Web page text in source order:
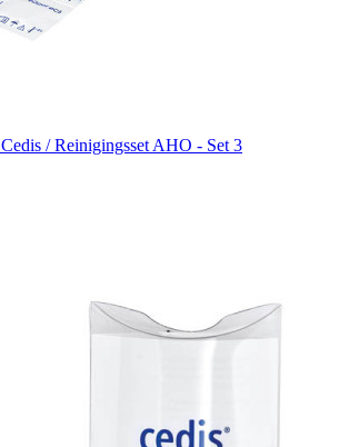
Cedis / Reinigingsset AHO - Set 3